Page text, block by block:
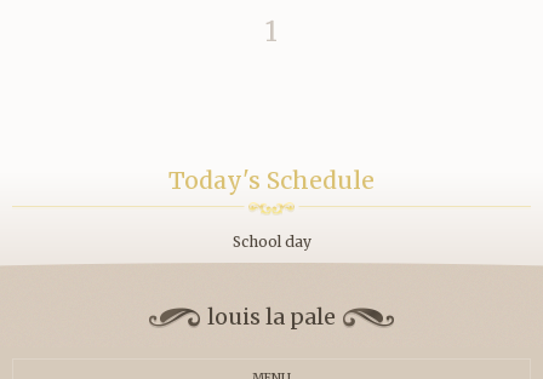
1
Today's Schedule
School day
louis la pale